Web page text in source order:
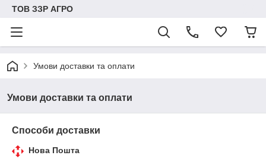
ТОВ ЗЗР АГРО
Умови доставки та оплати
Умови доставки та оплати
Способи доставки
Нова Пошта